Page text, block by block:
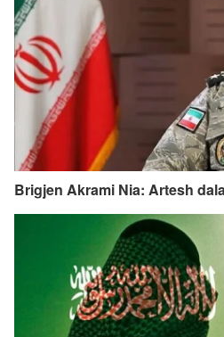
Brigjen Akrami Nia: Artesh